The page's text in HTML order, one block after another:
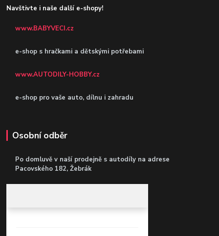
Navštivte i naše další e-shopy!
www.BABYVECI.cz
e-shop s hračkami a dětskými potřebami
www.AUTODILY-HOBBY.cz
e-shop pro vaše auto, dílnu i zahradu
Osobní odběr
Po domluvě v naší prodejně s autodíly na adrese
Pacovského 182, Žebrák